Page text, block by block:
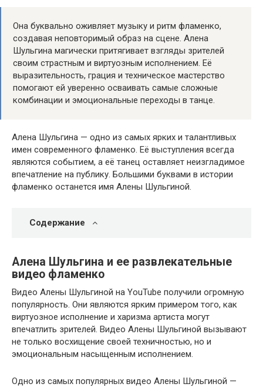
Она буквально оживляет музыку и ритм фламенко,
создавая неповторимый образ на сцене. Алена
Шульгина магически притягивает взгляды зрителей
своим страстным и виртуозным исполнением. Её
выразительность, грация и техническое мастерство
помогают ей уверенно осваивать самые сложные
комбинации и эмоциональные переходы в танце.
Алена Шульгина — одно из самых ярких и талантливых
имен современного фламенко. Её выступления всегда
являются событием, а её танец оставляет неизгладимое
впечатление на публику. Большими буквами в истории
фламенко останется имя Алены Шульгиной.
Содержание
Алена Шульгина и ее развлекательные
видео фламенко
Видео Алены Шульгиной на YouTube получили огромную
популярность. Они являются ярким примером того, как
виртуозное исполнение и харизма артиста могут
впечатлить зрителей. Видео Алены Шульгиной вызывают
не только восхищение своей техничностью, но и
эмоциональным насыщенным исполнением.
Одно из самых популярных видео Алены Шульгиной —